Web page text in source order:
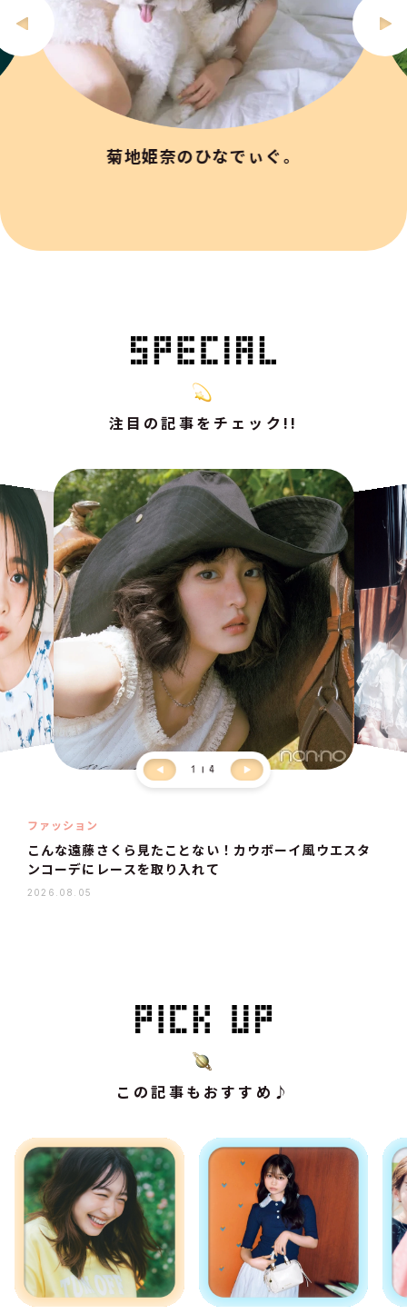
菊地姫奈のひなでぃぐ。
注目の記事をチェック!!
1 4
ファッション
こんな遠藤さくら見たことない！カウボーイ風ウエスタ
ンコーデにレースを取り入れて
2026.08.05
この記事もおすすめ♪